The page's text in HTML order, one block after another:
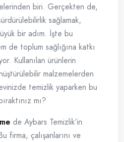
biri. Gerçekten de,
sağlamak,
bir adım. İşte bu
de toplum sağlığına katkı
Kullanılan ürünlerin
malzemelerden
temizlik yaparken bu
mı?
de Aybars Temizlik’in
firma, çalışanlarını ve